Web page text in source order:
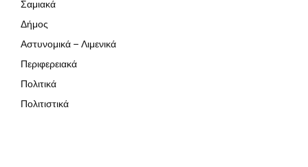
Σαμιακά
Δήμος
Αστυνομικά – Λιμενικά
Περιφερειακά
Πολιτικά
Πολιτιστικά